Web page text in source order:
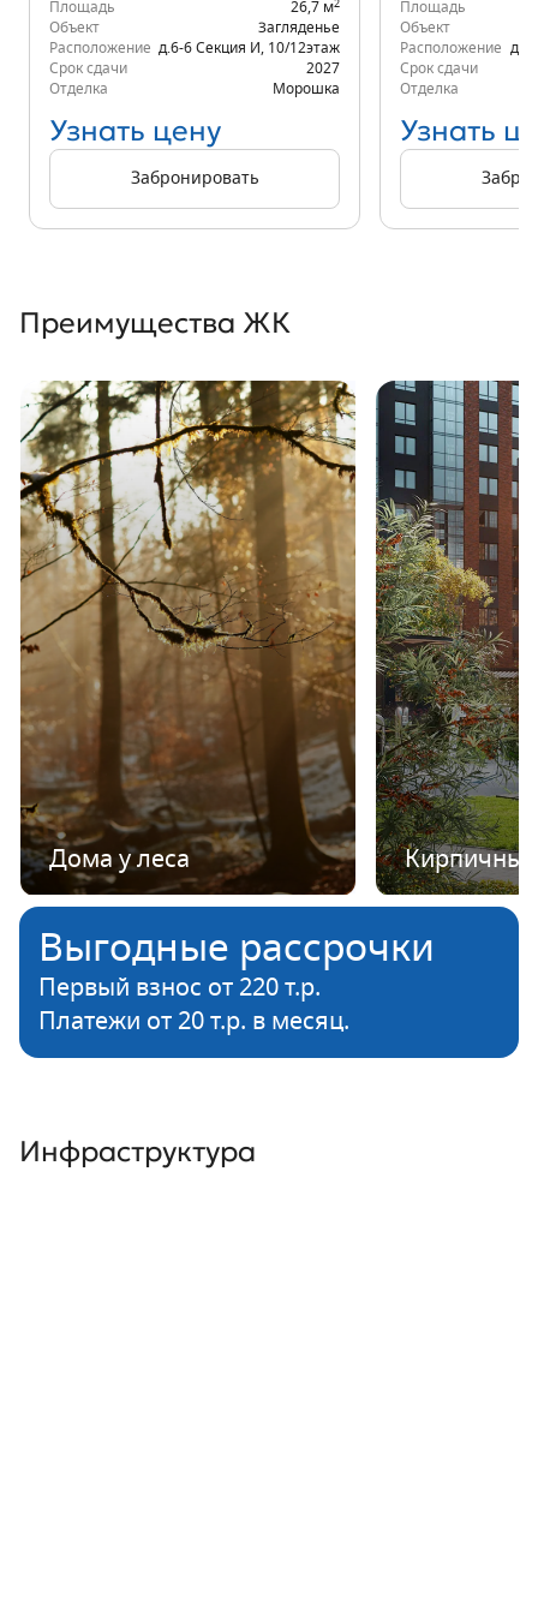
Площадь 26,7 м2
Объект
Загляденье
Расположение
д.6-6 Секция И 10/12этаж
Срок сдачи
2027
Отделка
Морошка
Узнать цену
Забронировать
Площадь
Объект
Расположение
Срок сдачи
Отделка
Узнать
Преимущества ЖК
Дома у леса
Выгодные рассрочки
Первый взнос от 220 т.р.
Платежи от 20 т.р. в месяц.
Инфраструктура